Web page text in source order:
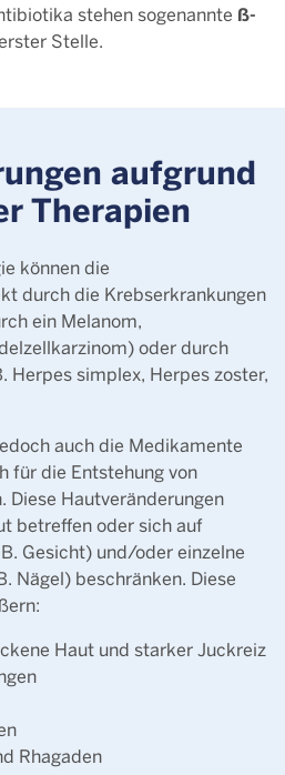
stehen sogenannte ß-
Stelle.
aufgrund
Therapien
können die
durch die Krebserkrankungen
ein Melanom,
oder durch
Herpes simplex, Herpes zoster,
auch die Medikamente
für die Entstehung von
Diese Hautveränderungen
betreffen oder sich auf
Gesicht) und/oder einzelne
Nägel) beschränken. Diese
Haut und starker Juckreiz
Rhagaden